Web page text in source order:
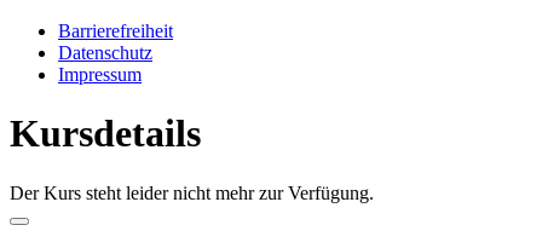
Barrierefreiheit
Datenschutz
Impressum
Kursdetails
Der Kurs steht leider nicht mehr zur Verfügung.